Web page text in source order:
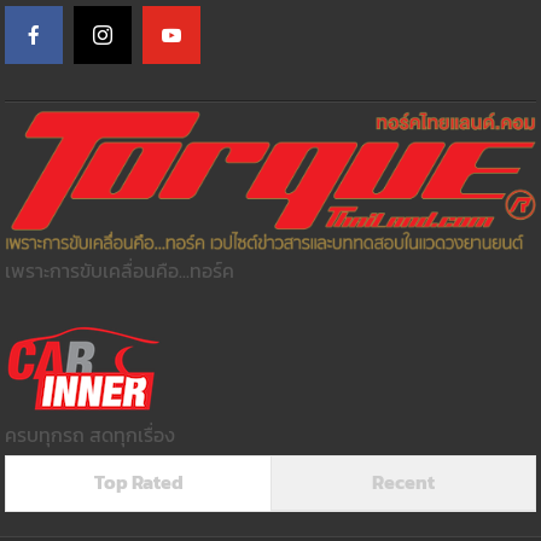
เพราะการขับเคลื่อนคือ...ทอร์ค
ครบทุกรถ สดทุกเรื่อง
Top Rated
Recent